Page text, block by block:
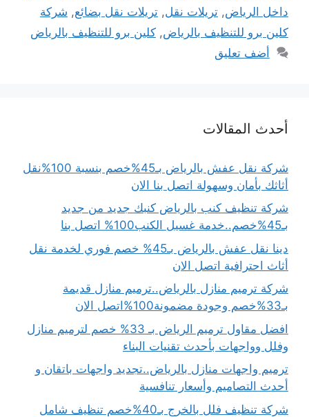
داخل الرياض, تريلات نقل, تريلات نقل بضائع, شركة
كلين برو للتنظيف بالرياض, كلين برو للتنظيف بالرياض
أضف تعليق
أحدث المقالات
شركة نقل عفش بالرياض بـ45%خصم بنسبة 100%نقل
أثاثك بأمان وسهولة اتصل بنا الان
شركة تنظيف كنب بالرياض كنبك جديد من جديد
بـ45%خصم..خدمة غسيل الكنب100% اتصل بنا
دينا نقل عفش بالرياض بـ45% خصم فوري لخدمة نقل
أثاث احترافية اتصل الان
شركة ترميم منازل بالرياض..ترميم منازل قديمة
بـ33%خصم وجودة مضمونة100%اتصل الان
افضل مقاول ترميم الرياض بـ 33% خصم لترميم منازل
وفلل وواجهات بأحدث تقنيات البناء
ترميم واجهات منازل بالرياض..تجديد واجهات باتقان و
أحدث التصاميم وأسعار تنافسية
شركة تنظيف فلل بالخرج بـ40%خصم تنظيف شامل